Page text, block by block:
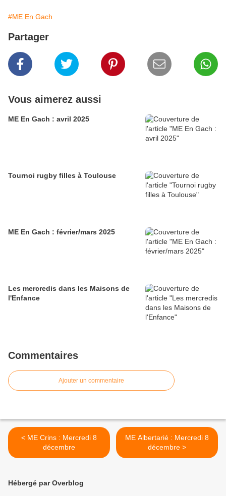
#ME En Gach
Partager
Vous aimerez aussi
ME En Gach : avril 2025
Tournoi rugby filles à Toulouse
ME En Gach : février/mars 2025
Les mercredis dans les Maisons de
l'Enfance
Commentaires
Ajouter un commentaire
< ME Crins : Mercredi 8
décembre
ME Albertarié : Mercredi 8
décembre >
Hébergé par Overblog